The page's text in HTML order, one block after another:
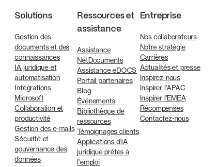
Solutions
Gestion des
documents et des
connaissances
IA juridique et
automatisation
Intégrations
Microsoft
Collaboration et
productivité
Gestion des e-mails
Sécurité et
gouvernance des
données
Ressources et
assistance
Assistance
NetDocuments
Assistance eDOCS
Portail partenaires
Blog
Événements
Bibliothèque de
ressources
Témoignages clients
Applications d'IA
juridique prêtes à
l'emploi
Entreprise
Nos collaborateurs
Notre stratégie
Carrières
Actualités et presse
Inspirez-nous
Inspirer l'APAC
Inspirer l'EMEA
Récompenses
Contactez-nous